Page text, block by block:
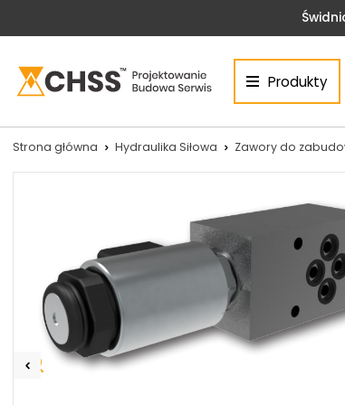
Centrum Hydrauliki Siłowej Świdnica
CHSS.PL DAWID WOŹNY
Siłowniki:
+48 690 884 272
silowniki@chss.pl
Serwis:
+48 536
+48 609
Produkty
Strona główna Hydraulika Siłowa Zawory do